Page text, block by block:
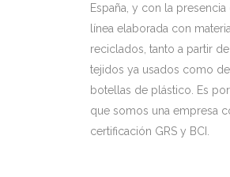
España, y con la presencia
línea elaborada con
reciclados, tanto a partir de
tejidos ya usados como de
botellas de plástico. Es
que somos una empresa
certificación GRS y BCI.